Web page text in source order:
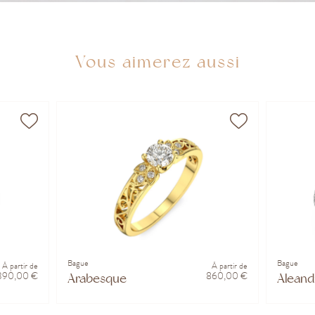
Vous aimerez aussi
À partir de
€
Bague
Arabesque
À partir de
860,00 €
Bague